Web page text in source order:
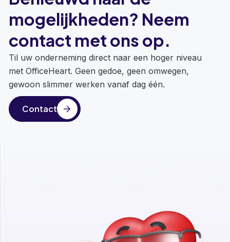
mogelijkheden? Neem
contact met ons op.
Til uw onderneming direct naar een hoger niveau
met OfficeHeart. Geen gedoe, geen omwegen,
gewoon slimmer werken vanaf dag één.
Contact